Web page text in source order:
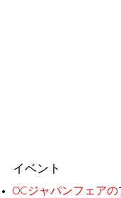
OCジャパンフェアの
イベント